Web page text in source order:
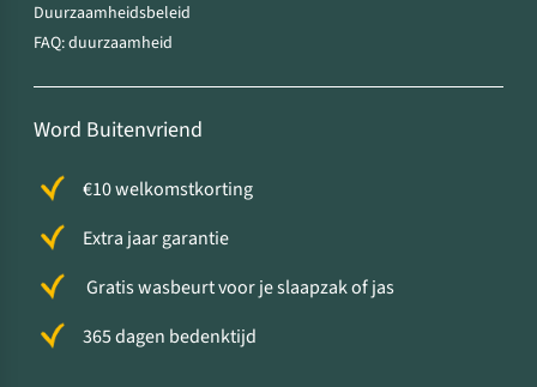
Duurzaamheidsbeleid
FAQ: duurzaamheid
Word Buitenvriend
€10 welkomstkorting
Extra jaar garantie
Gratis wasbeurt voor je slaapzak of jas
365 dagen bedenktijd